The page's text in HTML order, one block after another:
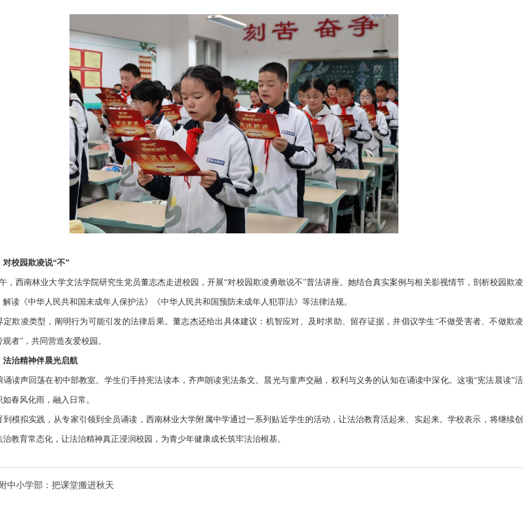
对校园欺凌说“不”
，西南林业大学文法学院研究生党员董志杰走进校园，开展“对校园欺凌勇敢说不”普法讲座。她结合真实案例与相关影视情节，剖析校园欺凌
读《中华人民共和国未成年人保护法》《中华人民共和国预防未成年人犯罪法》等法律法规。
定欺凌类型，阐明行为可能引发的法律后果。董志杰还给出具体建议：机智应对、及时求助、留存证据，并倡议学生“不做受害者、不做欺凌
者”，共同营造友爱校园。
法治精神伴晨光启航
诵读声回荡在初中部教室。学生们手持宪法读本，齐声朗读宪法条文。晨光与童声交融，权利与义务的认知在诵读中深化。这项“宪法晨读”活
春风化雨，融入日常。
到模拟实践，从专家引领到全员诵读，西南林业大学附属中学通过一系列贴近学生的活动，让法治教育活起来、实起来。学校表示，将继续创
教育常态化，让法治精神真正浸润校园，为青少年健康成长筑牢法治根基。
中小学部：把课堂搬进秋天